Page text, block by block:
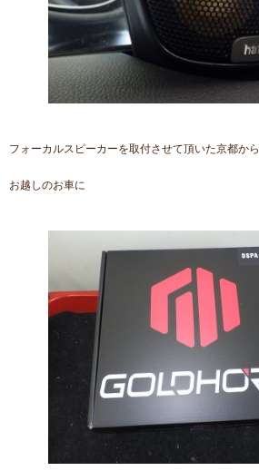
フォーカルスピーカーを取付させて頂いた京都から
お越しのお車に